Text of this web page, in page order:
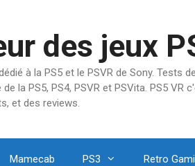
des jeux
à la PS5 et le PSVR de Sony.
la PS5, PS4, PSVR et PSVita. PS5
et des reviews.
Mamecab PS3 Retro